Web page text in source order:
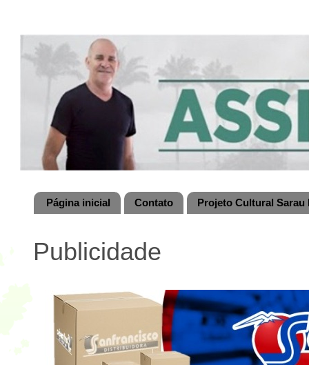
Página inicial Contato Projeto Cultural
Publicidade